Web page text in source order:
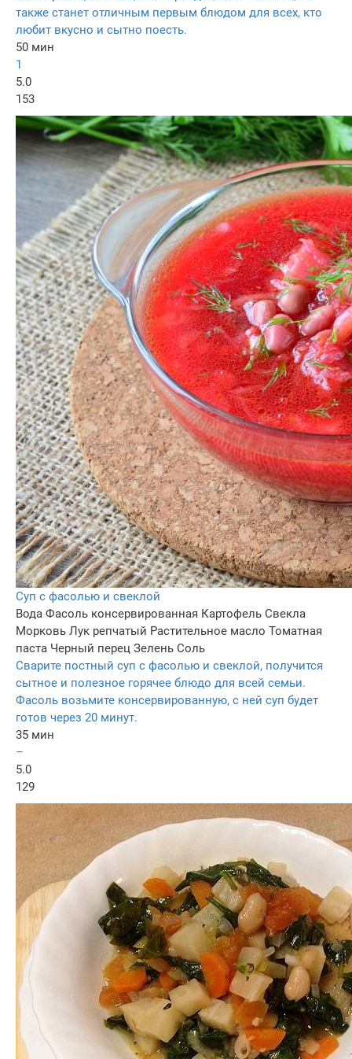
также станет отличным первым блюдом для всех, кто
любит вкусно и сытно поесть.
50 мин
1
5.0
153
Суп с фасолью и свеклой
Вода Фасоль консервированная Картофель Свекла
Морковь Лук репчатый Растительное масло Томатная
паста Черный перец Зелень Соль
Сварите постный суп с фасолью и свеклой, получится
сытное и полезное горячее блюдо для всей семьи.
Фасоль возьмите консервированную, с ней суп будет
готов через 20 минут.
35 мин
–
5.0
129